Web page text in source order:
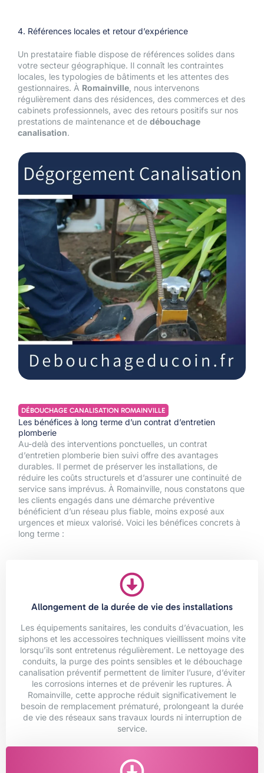
4. Références locales et retour d’expérience
Un prestataire fiable dispose de références solides dans
votre secteur géographique. Il connaît les contraintes
locales, les typologies de bâtiments et les attentes des
gestionnaires. À Romainville , nous intervenons
régulièrement dans des résidences, des commerces et des
cabinets professionnels, avec des retours positifs sur nos
prestations de maintenance et de débouchage
canalisation.
DÉBOUCHAGE CANALISATION ROMAINVILLE
Les bénéfices à long terme d’un contrat d’entretien
plomberie
Au-delà des interventions ponctuelles, un contrat
d’entretien plomberie bien suivi offre des avantages
durables. Il permet de préserver les installations, de
réduire les coûts structurels et d’assurer une continuité de
service sans imprévus. À Romainville, nous constatons que
les clients engagés dans une démarche préventive
bénéficient d’un réseau plus fiable, moins exposé aux
urgences et mieux valorisé. Voici les bénéfices concrets à
long terme :
Allongement de la durée de vie des installations
Les équipements sanitaires, les conduits d’évacuation, les
siphons et les accessoires techniques vieillissent moins vite
lorsqu’ils sont entretenus régulièrement. Le nettoyage des
conduits, la purge des points sensibles et le débouchage
canalisation préventif permettent de limiter l’usure, d’éviter
les corrosions internes et de prévenir les ruptures. À
Romainville, cette approche réduit significativement le
besoin de remplacement prématuré, prolongeant la durée
de vie des réseaux sans travaux lourds ni interruption de
service.